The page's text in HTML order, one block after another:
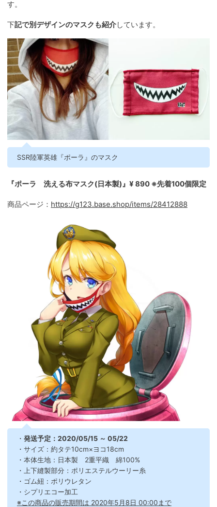
す。
下記で別デザインのマスクも紹介しています。
SSR陸軍英雄『ポーラ』のマスク
『ポーラ 洗える布マスク(日本製)』¥ 890 ※先着100個限定
商品ページ： https://g123.base.shop/items/28412888
・ 発送予定：2020/05/15 ～ 05/22
・サイズ：約タテ10cm×ヨコ18cm
・本体生地：日本製 2重平織 綿100%
・上下縫製部分：ポリエステルウーリー糸
・ゴム紐：ポリウレタン
・シプリエコー加工
※この商品の販売期間は 2020年5月8日 00:00まで